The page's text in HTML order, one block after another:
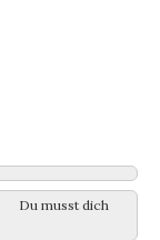
Du musst dich